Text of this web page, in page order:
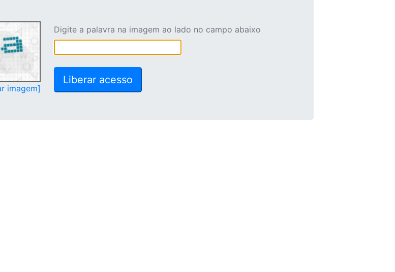
imagem]
Digite a palavra na imagem ao lado no campo abaixo